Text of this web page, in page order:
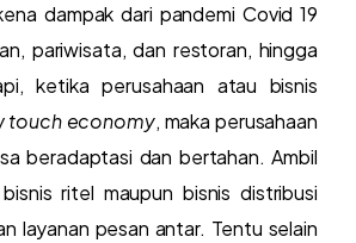
dampak dari pandemi Covid 19
pariwisata, dan restoran, hingga
ketika perusahaan atau bisnis
touch economy, maka perusahaan
beradaptasi dan bertahan. Ambil
ritel maupun bisnis distribusi
layanan pesan antar. Tentu selain